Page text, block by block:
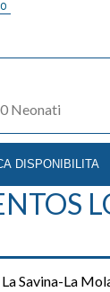
0 Neonati
Savina-La